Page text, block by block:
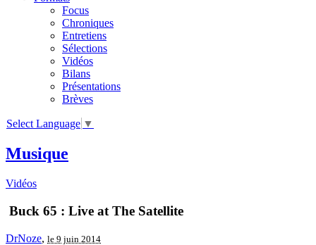
Focus
Chroniques
Entretiens
Sélections
Vidéos
Bilans
Présentations
Brèves
Select Language ▼
Musique
Vidéos
Buck 65 : Live at The Satellite
DrNoze, le 9 juin 2014